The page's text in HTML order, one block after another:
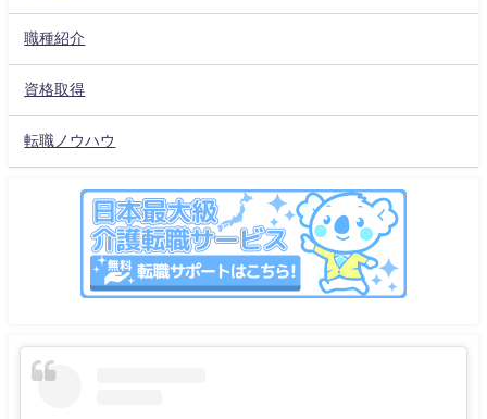
職種紹介
資格取得
転職ノウハウ